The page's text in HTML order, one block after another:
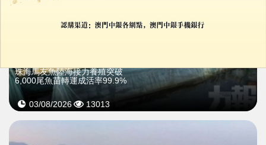
珠海馬友魚陸海接力養殖突破
6,000尾魚苗轉運成活率99.9%
03/08/2026 13013